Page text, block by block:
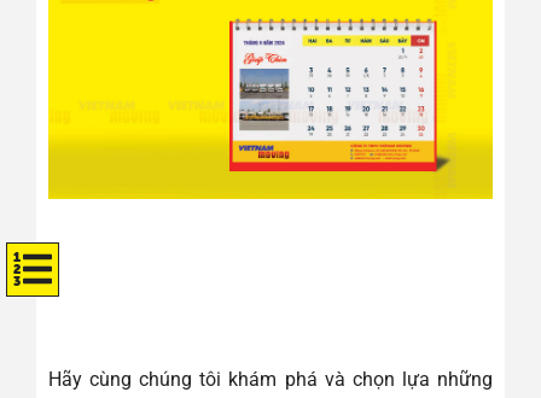
Hãy cùng chúng tôi khám phá và chọn lựa những